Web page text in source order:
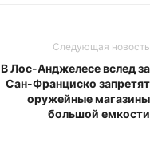
Следующая новость
В Лос-Анджелесе вслед за
Сан-Франциско запретят
оружейные магазины
большой емкости